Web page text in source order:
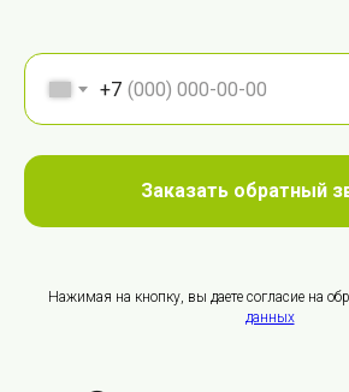
+7
Заказать обратный
Нажимая на кнопку, вы даете согласие на
данных